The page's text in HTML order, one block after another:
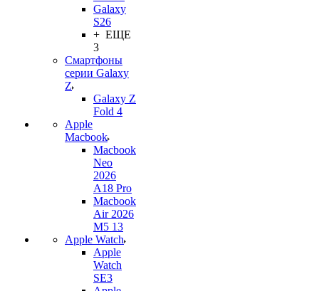
Galaxy
S26
+ ЕЩЕ
3
Смартфоны
серии Galaxy
Z
Galaxy Z
Fold 4
Apple
Macbook
Macbook
Neo
2026
A18 Pro
Macbook
Air 2026
M5 13
Apple Watch
Apple
Watch
SE3